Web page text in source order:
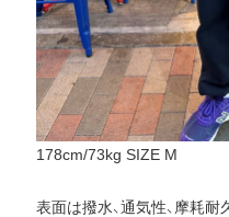
178cm/73kg SIZE M
表面は撥水、通気性、摩耗